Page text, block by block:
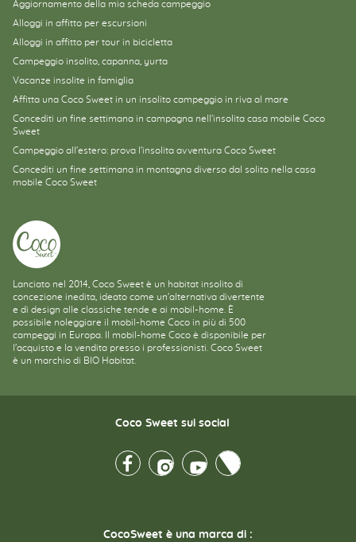
Aggiornamento della mia scheda campeggio
Alloggi in affitto per escursioni
Alloggi in affitto per tour in bicicletta
Campeggio insolito, capanna, yurta
Vacanze insolite in famiglia
Affitta una Coco Sweet in un insolito campeggio in riva al mare
Concediti un fine settimana in campagna nell'insolita casa mobile Coco
Sweet
Campeggio all'estero: prova l'insolita avventura Coco Sweet
Concediti un fine settimana in montagna diverso dal solito nella casa
mobile Coco Sweet
Lanciato nel 2014, Coco Sweet è un habitat insolito di
concezione inedita, ideato come un'alternativa divertente
e di design alle classiche tende e ai mobil-home. È
possibile noleggiare il mobil-home Coco in più di 500
campeggi in Europa. Il mobil-home Coco è disponibile per
l'acquisto e la vendita presso i professionisti. Coco Sweet
è un marchio di BIO Habitat.
Coco Sweet sui social
FacebookInstagramYoutubeTwitter
CocoSweet è una marca di :